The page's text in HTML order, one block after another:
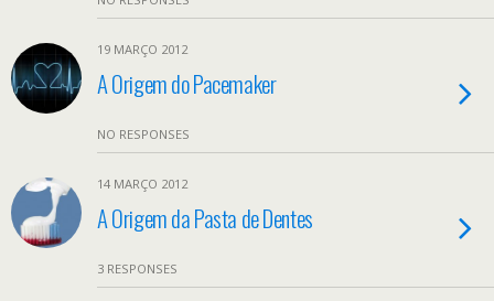
19 MARÇO 2012
A Origem do Pacemaker
NO RESPONSES
14 MARÇO 2012
A Origem da Pasta de Dentes
3 RESPONSES